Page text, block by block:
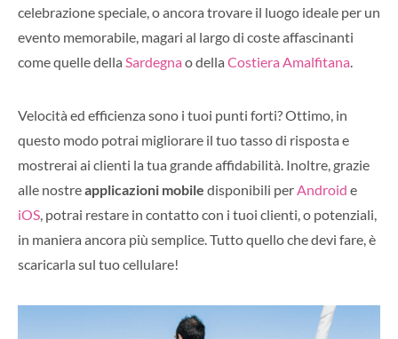
celebrazione speciale, o ancora trovare il luogo ideale per un
evento memorabile, magari al largo di coste affascinanti
come quelle della Sardegna o della Costiera Amalfitana.
Velocità ed efficienza sono i tuoi punti forti? Ottimo, in
questo modo potrai migliorare il tuo tasso di risposta e
mostrerai ai clienti la tua grande affidabilità. Inoltre, grazie
alle nostreapplicazioni mobile disponibili perAndroid e
iOS, potrai restare in contatto con i tuoi clienti, o potenziali,
in maniera ancora più semplice. Tutto quello che devi fare, è
scaricarla sul tuo cellulare!